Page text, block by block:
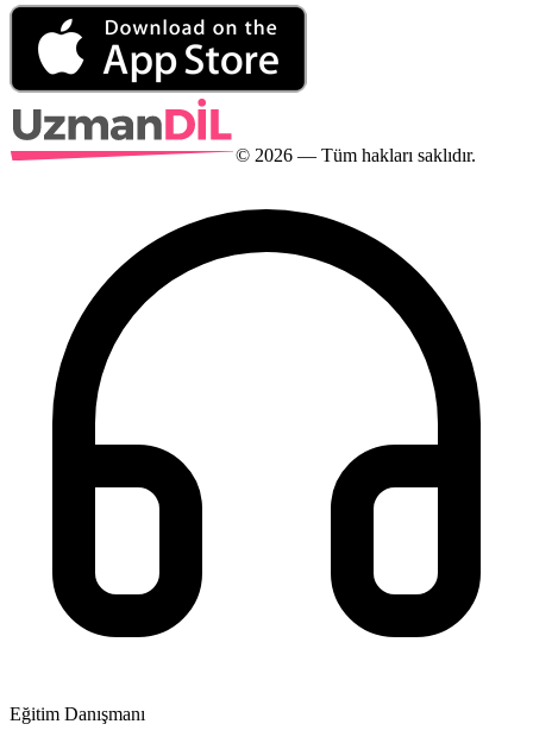
© 2026 — Tüm hakları saklıdır.
Eğitim Danışmanı